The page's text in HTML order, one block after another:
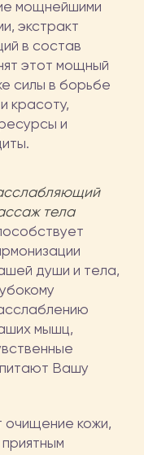
мощнейшими
экстракт
в состав
этот мощный
силы в борьбе
красоту,
и
тела
души и тела,
мышц,
Вашу
очищение кожи,